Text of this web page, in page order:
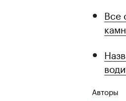
Все
Авторы